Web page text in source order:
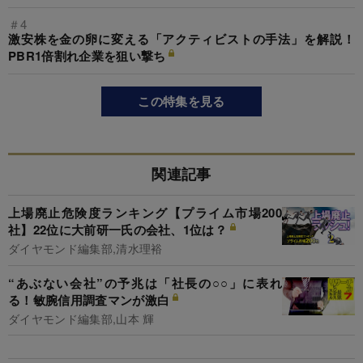
＃4
激安株を金の卵に変える「アクティビストの手法」を解説！
PBR1倍割れ企業を狙い撃ち
この特集を見る
関連記事
上場廃止危険度ランキング【プライム市場200
社】22位に大前研一氏の会社、1位は？
ダイヤモンド編集部,清水理裕
“あぶない会社”の予兆は「社長の○○」に表れ
る！敏腕信用調査マンが激白
ダイヤモンド編集部,山本 輝